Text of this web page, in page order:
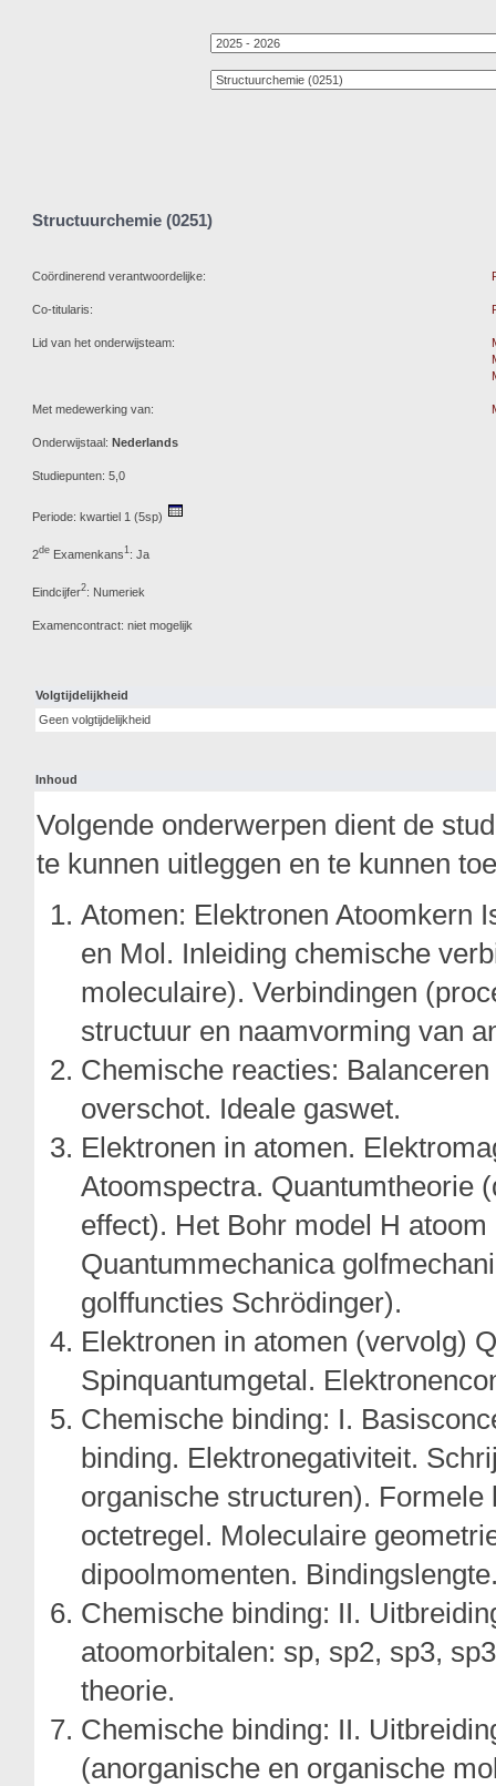
Structuurchemie (0251)
Coördinerend verantwoordelijke:
Co-titularis:
Lid van het onderwijsteam:
Met medewerking van:
Onderwijstaal: Nederlands
Studiepunten: 5,0
Periode: kwartiel 1 (5sp)
2de Examenkans1: Ja
Eindcijfer2: Numeriek
Examencontract: niet mogelijk
Volgtijdelijkheid
Geen volgtijdelijkheid
Inhoud
Volgende onderwerpen dient de
te kunnen uitleggen en te kunnen
Atomen: Elektronen Atoomkern
en Mol. Inleiding chemische
moleculaire). Verbindingen
structuur en naamvorming van
Chemische reacties:
overschot. Ideale gaswet.
Elektronen in atomen.
Atoomspectra. Quantumtheorie
effect). Het Bohr model H
Quantummechanica
golffuncties Schrödinger).
Elektronen in atomen (vervolg)
Spinquantumgetal.
Chemische binding: I.
binding. Elektronegativiteit.
organische structuren).
octetregel. Moleculaire
dipoolmomenten.
Chemische binding: II.
atoomorbitalen: sp, sp2, sp3,
theorie.
Chemische binding: II.
(anorganische en organische